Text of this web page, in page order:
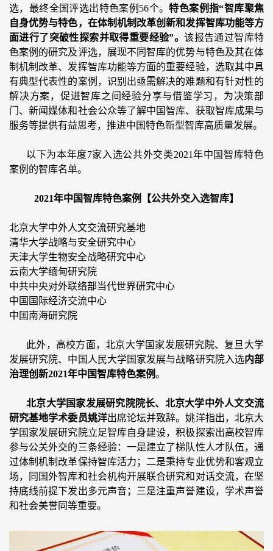
选，最终全国评选出特色案例56个。特色案例指“智库聚焦
自身优势与特色，在体制机制改革创新和发挥智库功能等方
面进行了突破性探索并取得重要经验”。该报告通过智库特
色案例的研究及评选，展现不同智库的优势与特色及其在体
制机制改革、发挥智库功能等方面的重要经验，选取其中具
有典型代表性的案例，识别出亟需解决的难题和有针对性的
解决方案，促进智库之间经验分享与借鉴学习，为决策部
门、新闻媒体和社会公众等了解中国智库、获取智库成果与
服务等提供有益思考，推进中国特色新型智库高质量发展。
以下为本年度7家入选公共外交类2021年中国智库特色
案例的智库名单。
2021年中国智库特色案例【公共外交入选智库】
北京大学中外人文交流研究基地
清华大学战略与安全研究中心
天津大学生物安全战略研究中心
云南大学缅甸研究院
中共中央对外联络部当代世界研究中心
中国国际经济交流中心
中国南海研究院
此外，高校方面，北京大学国家发展研究院、复旦大学
发展研究院、中国人民大学国家发展与战略研究院入选内部
治理创新2021年中国智库特色案例。
北京大学国家发展研究院院长、北京大学中外人文交流
研究基地学术委员姚洋出席论坛并致辞。姚洋指出，北京大
学国家发展研究院立足智库自身建设，积极探索出高校智库
参与公关外交的三条经验：一是建立了梯队性人才队伍，通
过体制机制改革保持智库活力；二是秉持专业优势和客观立
场，同国外智库和社会机构开展联合研究和对话交流，在坚
持底线前提下发出多元声音；三是注重声誉建设，学术声誉
和社会美誉同等重要。